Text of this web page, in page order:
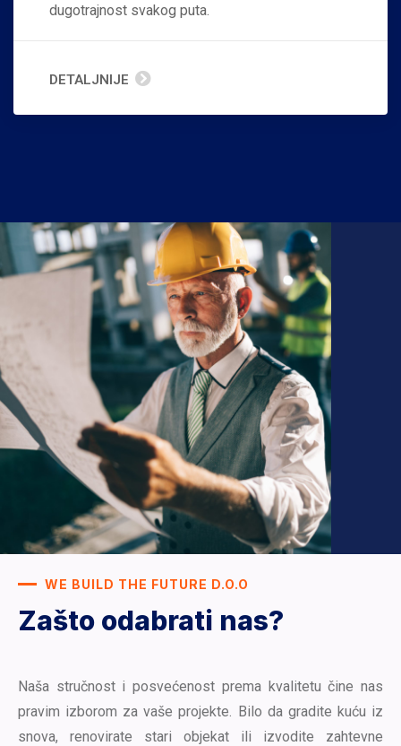
dugotrajnost svakog puta.
DETALJNIJE
WE BUILD THE FUTURE D.O.O
Zašto odabrati nas?
Naša stručnost i posvećenost prema kvalitetu čine nas
pravim izborom za vaše projekte. Bilo da gradite kuću iz
snova, renovirate stari objekat ili izvodite zahtevne